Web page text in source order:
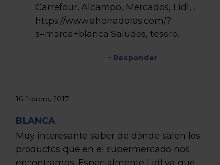
Carrefour, Alcampo, Mercados, Lidl,...
https://www.ahorradoras.com/?
s=marca+blanca Saludos, tesoro.
Responder
16 febrero, 2017
BLANCA
Muy interesante saber de dónde salen los
productos que en el supermercado nos
encontramos. Especialmente Lidl ya que